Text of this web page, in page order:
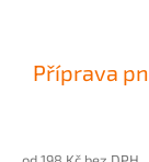
Příprava